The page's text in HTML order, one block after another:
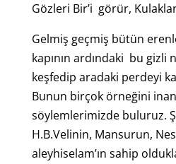
Gözleri Bir’i görür,
Gelmiş geçmiş bütün
kapının ardındaki bu gizli
keşfedip aradaki perdeyi
Bunun birçok örneğini
söylemlerimizde buluruz.
H.B.Velinin, Mansurun,
aleyhiselam’ın sahip